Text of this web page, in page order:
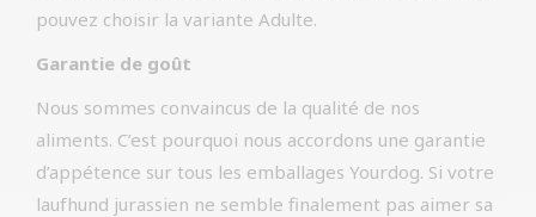
pouvez choisir la variante Adulte.
Garantie de goût
Nous sommes convaincus de la qualité de nos
aliments. C’est pourquoi nous accordons une garantie
d’appétence sur tous les emballages Yourdog. Si votre
laufhund jurassien ne semble finalement pas aimer sa